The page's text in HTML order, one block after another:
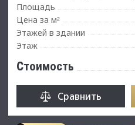
Площадь
Цена за м²
Этажей в здании
Этаж
Стоимость
Сравнить